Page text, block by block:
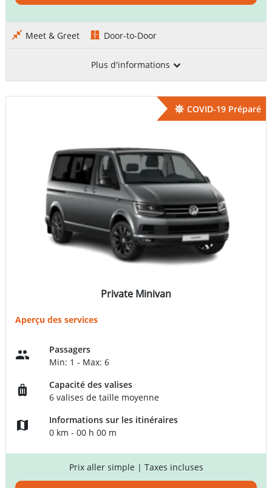
Meet & Greet Door-to-Door
Plus d'informations
COVID-19 Préparé
Private Minivan
Aperçu des services
Passagers
Min: 1 - Max: 6
Capacité des valises
6 valises de taille moyenne
Informations sur les itinéraires
0 km - 00 h 00 m
Prix aller simple | Taxes incluses